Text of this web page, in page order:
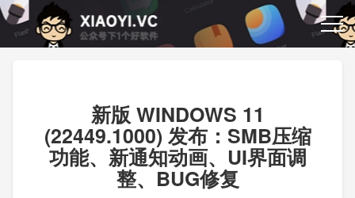
新版 WINDOWS 11
(22449.1000) 发布：SMB压缩
功能、新通知动画、UI界面调
整、BUG修复